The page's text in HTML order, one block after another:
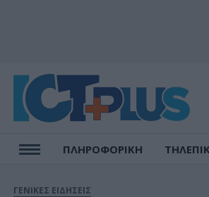
ΠΛΗΡΟΦΟΡΙΚΗ
ΓΕΝΙΚΕΣ ΕΙΔΗΣΕΙΣ